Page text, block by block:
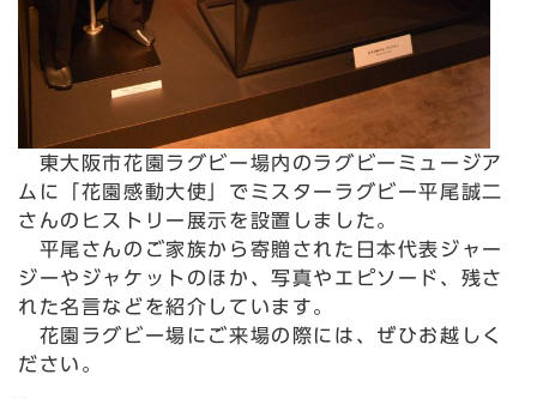
東大阪市花園ラグビー場内のラグビーミュージア
ムに「花園感動大使」でミスターラグビー平尾誠二
さんのヒストリー展示を設置しました。
平尾さんのご家族から寄贈された日本代表ジャー
ジーやジャケットのほか、写真やエピソード、残さ
れた名言などを紹介しています。
花園ラグビー場にご来場の際には、ぜひお越しく
ださい。